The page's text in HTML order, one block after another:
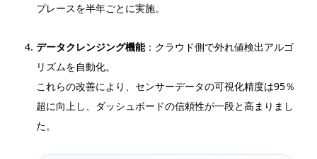
プレースを半年ごとに実施。
データクレンジング機能：クラウド側で外れ値検出アルゴ
リズムを自動化。
これらの改善により、センサーデータの可視化精度は95％
超に向上し、ダッシュボードの信頼性が一段と高まりまし
た。